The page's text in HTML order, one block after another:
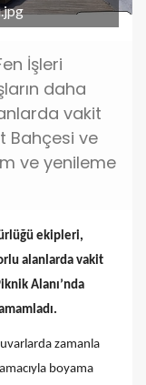
İşleri
daha
vakit
Bahçesi ve
ve yenileme
ekipleri,
alanlarda vakit
Alanı’nda
zamanla
boyama